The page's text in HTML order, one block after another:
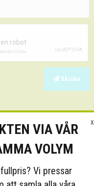
Skicka
X
VIA VÅR
VOLYM
Vi pressar